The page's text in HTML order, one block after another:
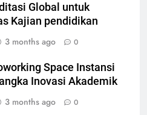
Global untuk
Kajian pendidikan
3 months ago 0
Space Instansi
Inovasi Akademik
3 months ago 0